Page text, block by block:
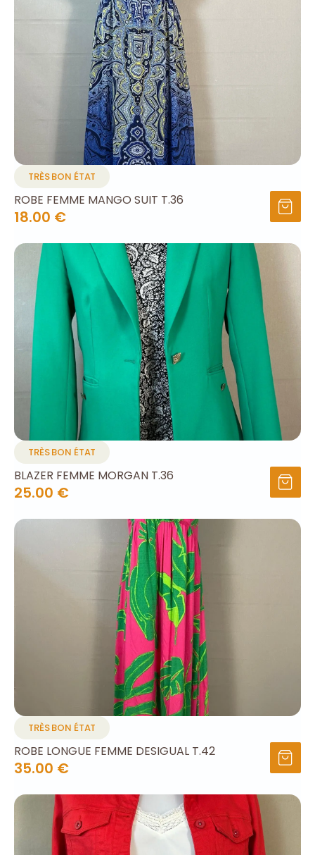
TRÈS BON ÉTAT
ROBE FEMME MANGO SUIT T.36
18.00 €
TRÈS BON ÉTAT
BLAZER FEMME MORGAN T.36
25.00 €
TRÈS BON ÉTAT
ROBE LONGUE FEMME DESIGUAL T.42
35.00 €